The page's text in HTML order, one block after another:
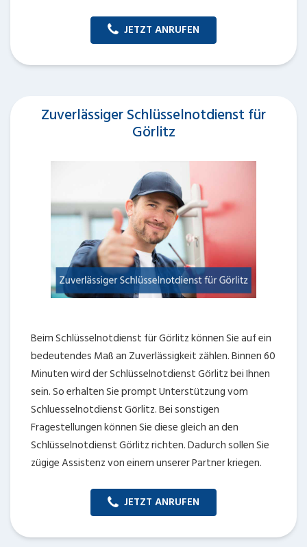
JETZT ANRUFEN
Zuverlässiger Schlüsselnotdienst für
Görlitz
Beim Schlüsselnotdienst für Görlitz können Sie auf ein
bedeutendes Maß an Zuverlässigkeit zählen. Binnen 60
Minuten wird der Schlüsselnotdienst Görlitz bei Ihnen
sein. So erhalten Sie prompt Unterstützung vom
Schluesselnotdienst Görlitz. Bei sonstigen
Fragestellungen können Sie diese gleich an den
Schlüsselnotdienst Görlitz richten. Dadurch sollen Sie
zügige Assistenz von einem unserer Partner kriegen.
JETZT ANRUFEN